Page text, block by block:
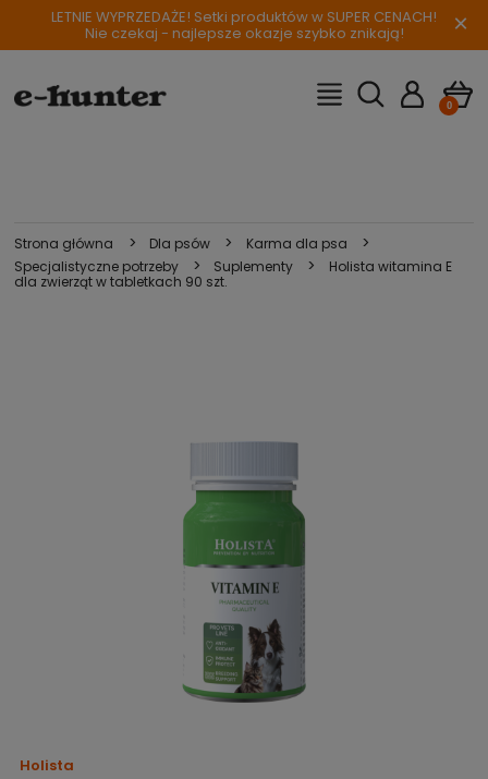
LETNIE WYPRZEDAŻE! Setki produktów w SUPER CENACH!
Nie czekaj - najlepsze okazje szybko znikają! ×
Strona główna > Dla psów > Karma dla psa >
Specjalistyczne potrzeby > Suplementy >
Holista witamina E
dla zwierząt w tabletkach 90 szt.
Holista